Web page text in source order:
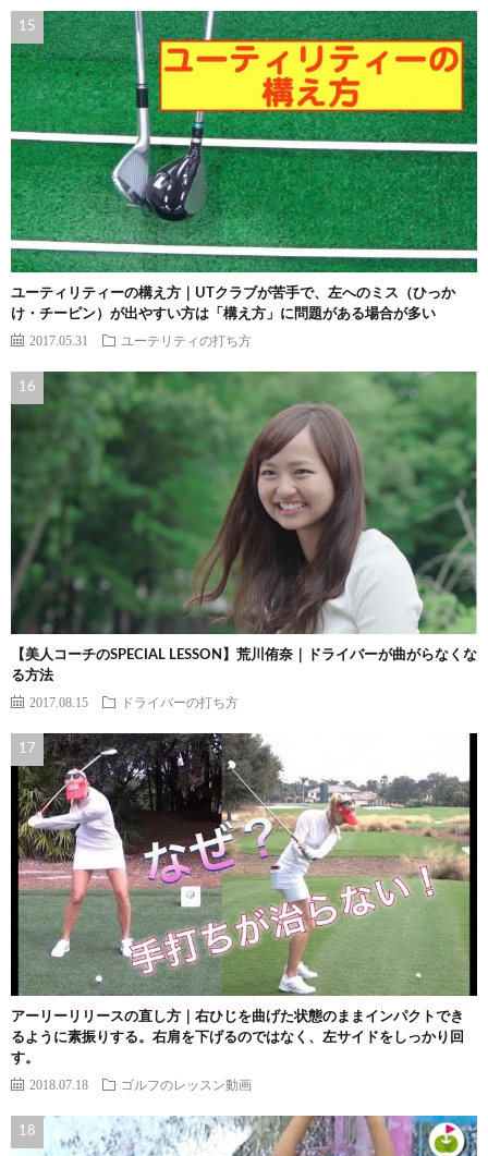
ユーティリティーの構え方｜UTクラブが苦手で、左へのミス（ひっか
け・チーピン）が出やすい方は「構え方」に問題がある場合が多い
2017.05.31 ユーテリティの打ち方
【美人コーチのSPECIAL LESSON】荒川侑奈｜ドライバーが曲がらなくな
る方法
2017.08.15 ドライバーの打ち方
アーリーリリースの直し方｜右ひじを曲げた状態のままインパクトでき
るように素振りする。右肩を下げるのではなく、左サイドをしっかり回
す。
2018.07.18 ゴルフのレッスン動画